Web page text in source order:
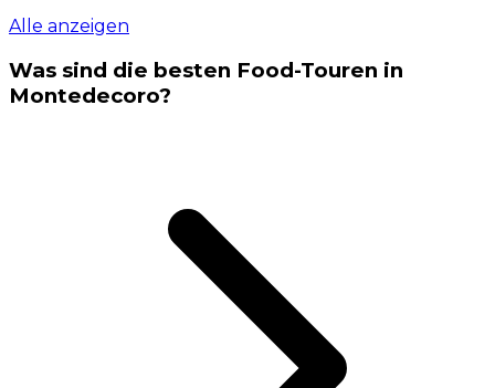
Alle anzeigen
Was sind die besten Food-Touren in
Montedecoro?